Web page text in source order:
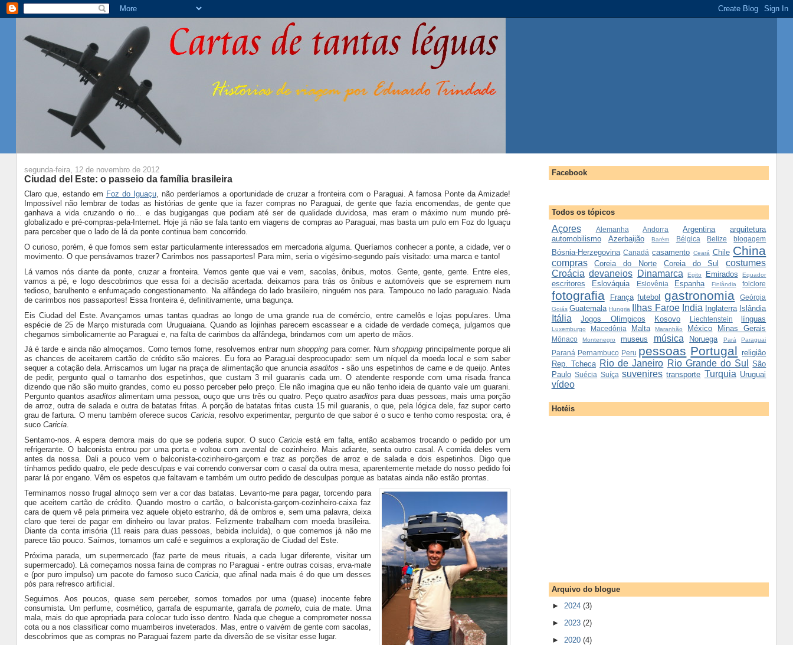
segunda-feira, 12 de novembro de 2012
Ciudad del Este: o passeio da família brasileira
Claro que, estando em Foz do Iguaçu, não perderíamos a oportunidade de cruzar a fronteira com o Paraguai. A famosa Ponte da Amizade!
Impossível não lembrar de todas as histórias de gente que ia fazer compras no Paraguai, de gente que fazia encomendas, de gente que
ganhava a vida cruzando o rio... e das bugigangas que podiam até ser de qualidade duvidosa, mas eram o máximo num mundo pré-
globalizado e pré-compras-pela-Internet. Hoje já não se fala tanto em viagens de compras ao Paraguai, mas basta um pulo em Foz do Iguaçu
para perceber que o lado de lá da ponte continua bem concorrido.
O curioso, porém, é que fomos sem estar particularmente interessados em mercadoria alguma. Queríamos conhecer a ponte, a cidade, ver o
movimento. O que pensávamos trazer? Carimbos nos passaportes! Para mim, seria o vigésimo-segundo país visitado: uma marca e tanto!
Lá vamos nós diante da ponte, cruzar a fronteira. Vemos gente que vai e vem, sacolas, ônibus, motos. Gente, gente, gente. Entre eles,
vamos a pé, e logo descobrimos que essa foi a decisão acertada: deixamos para trás os ônibus e automóveis que se espremem num
tedioso, barulhento e enfumaçado congestionamento. Na alfândega do lado brasileiro, ninguém nos para. Tampouco no lado paraguaio. Nada
de carimbos nos passaportes! Essa fronteira é, definitivamente, uma bagunça.
Eis Ciudad del Este. Avançamos umas tantas quadras ao longo de uma grande rua de comércio, entre camelôs e lojas populares. Uma
espécie de 25 de Março misturada com Uruguaiana. Quando as lojinhas parecem escassear e a cidade de verdade começa, julgamos que
chegamos simbolicamente ao Paraguai e, na falta de carimbos da alfândega, brindamos com um aperto de mãos.
Já é tarde e ainda não almoçamos. Como temos fome, resolvemos entrar numshopping para comer. Numshopping principalmente porque ali
as chances de aceitarem cartão de crédito são maiores. Eu fora ao Paraguai despreocupado: sem um níquel da moeda local e sem saber
sequer a cotação dela. Arriscamos um lugar na praça de alimentação que anunciaasaditos - são uns espetinhos de carne e de queijo. Antes
de pedir, pergunto qual o tamanho dos espetinhos, que custam 3 mil guaranis cada um. O atendente responde com uma risada franca
dizendo que não são muito grandes, como eu posso perceber pelo preço. Ele não imagina que eu não tenho ideia de quanto vale um guarani.
Pergunto quantos asaditos alimentam uma pessoa, ouço que uns três ou quatro. Peço quatro asaditos para duas pessoas, mais uma porção
de arroz, outra de salada e outra de batatas fritas. A porção de batatas fritas custa 15 mil guaranis, o que, pela lógica dele, faz supor certo
grau de fartura. O menu também oferece sucos Caricia, resolvo experimentar, pergunto de que sabor é o suco e tenho como resposta: ora, é
suco Caricia.
Sentamo-nos. A espera demora mais do que se poderia supor. O sucoCaricia está em falta, então acabamos trocando o pedido por um
refrigerante. O balconista entrou por uma porta e voltou com avental de cozinheiro. Mais adiante, senta outro casal. A comida deles vem
antes da nossa. Dali a pouco vem o balconista-cozinheiro-garçom e traz as porções de arroz e de salada e dois espetinhos. Digo que
tínhamos pedido quatro, ele pede desculpas e vai correndo conversar com o casal da outra mesa, aparentemente metade do nosso pedido foi
parar lá por engano. Vêm os espetos que faltavam e também um outro pedido de desculpas porque as batatas ainda não estão prontas.
Terminamos nosso frugal almoço sem ver a cor das batatas. Levanto-me para pagar, torcendo para
que aceitem cartão de crédito. Quando mostro o cartão, o balconista-garçom-cozinheiro-caixa faz
cara de quem vê pela primeira vez aquele objeto estranho, dá de ombros e, sem uma palavra, deixa
claro que terei de pagar em dinheiro ou lavar pratos. Felizmente trabalham com moeda brasileira.
Diante da conta irrisória (11 reais para duas pessoas, bebida incluída), o que comemos já não me
parece tão pouco. Saímos, tomamos um café e seguimos a exploração de Ciudad del Este.
Próxima parada, um supermercado (faz parte de meus rituais, a cada lugar diferente, visitar um
supermercado). Lá começamos nossa faina de compras no Paraguai - entre outras coisas, erva-mate
e (por puro impulso) um pacote do famoso sucoCaricia , que afinal nada mais é do que um desses
pós para refresco artificial.
Seguimos. Aos poucos, quase sem perceber, somos tomados por uma (quase) inocente febre
consumista. Um perfume, cosmético, garrafa de espumante, garrafa de pomelo, cuia de mate. Uma
mala, mais do que apropriada para colocar tudo isso dentro. Nada que chegue a comprometer nossa
cota ou a nos classificar como muambeiros inveterados. Mas, entre o vaivém de gente com sacolas,
descobrimos que as compras no Paraguai fazem parte da diversão de se visitar esse lugar.
Facebook
Todos os tópicos
Açores Alemanha Andorra Argentina
arquitetura
automobilismo
Azerbaijão Barém Bélgica Belize blogagem
Bósnia-Herzegovina Canadá casamento Ceará Chile China
compras Coreia do Norte Coreia do Sul
costumes
Croácia devaneios Dinamarca Egito Emirados Equador
escritores Eslováquia Eslovênia Espanha Finlândia folclore
fotografia França futebol gastronomia Geórgia
Goiás Guatemala Hungria Ilhas Faroe India Inglaterra Islândia
Itália Jogos Olímpicos Kosovo Liechtenstein línguas
Luxemburgo Macedônia Malta Maranhão México Minas Gerais
Mônaco Montenegro museus música Noruega Pará Paraguai
Paraná Pernambuco Peru pessoas Portugal religião
Rep. Tcheca Rio de Janeiro Rio Grande do Sul
São
Paulo Suécia Suíça suvenires transporte Turquia Uruguai
vídeo
Hotéis
Arquivo do blogue
► 2024 (3)
► 2023 (2)
► 2020 (4)